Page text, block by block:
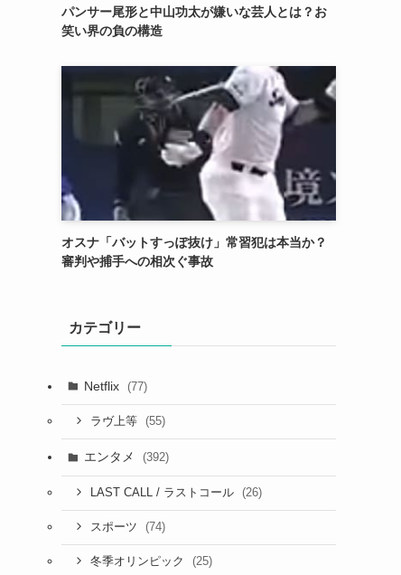
パンサー尾形と中山功太が嫌いな芸人とは？お
笑い界の負の構造
オスナ「バットすっぽ抜け」常習犯は本当か？
審判や捕手への相次ぐ事故
カテゴリー
Netflix (77)
ラヴ上等 (55)
エンタメ (392)
LAST CALL / ラストコール (26)
スポーツ (74)
冬季オリンピック (25)